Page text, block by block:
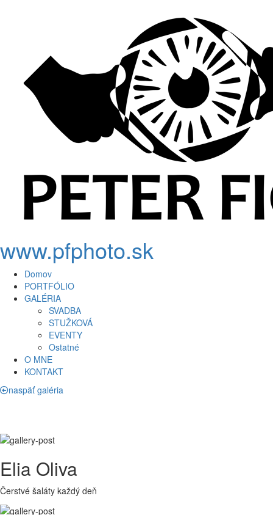
www.pfphoto.sk
Domov
PORTFÓLIO
GALÉRIA
SVADBA
STUŽKOVÁ
EVENTY
Ostatné
O MNE
KONTAKT
naspäť galéria
Elia Oliva
Čerstvé šaláty každý deň